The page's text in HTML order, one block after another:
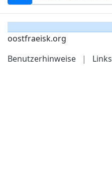
oostfraeisk.org
Benutzerhinweise
| Links